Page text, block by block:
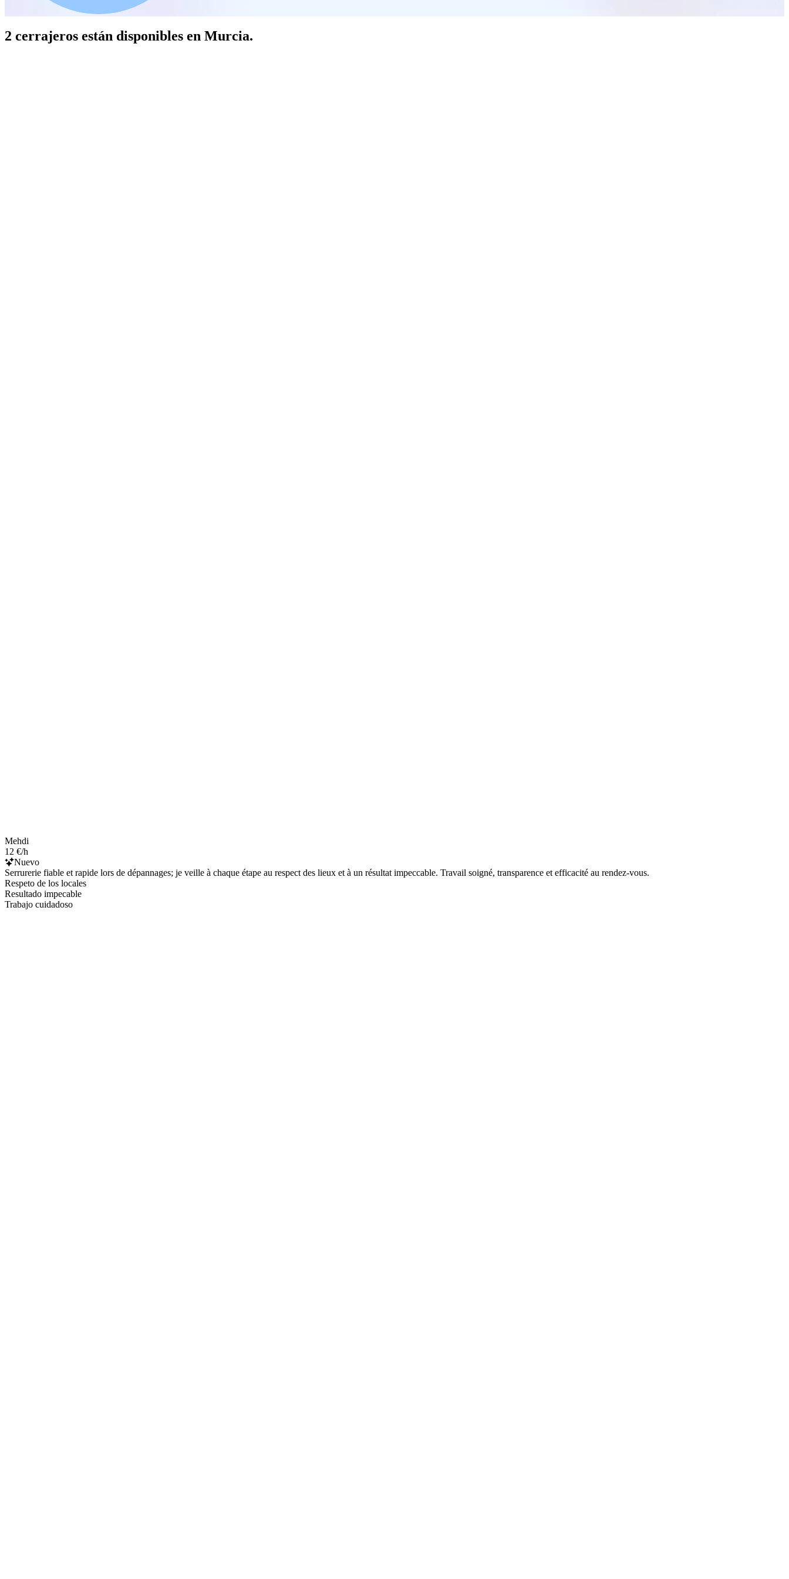
2 cerrajeros están disponibles en Murcia.
Mehdi
12 €/h
Nuevo
Serrurerie fiable et rapide lors de dépannages; je veille à chaque étape au respect des lieux et à un résultat impeccable. Travail soigné, transparence et efficacité au rendez-vous.
Respeto de los locales
Resultado impecable
Trabajo cuidadoso